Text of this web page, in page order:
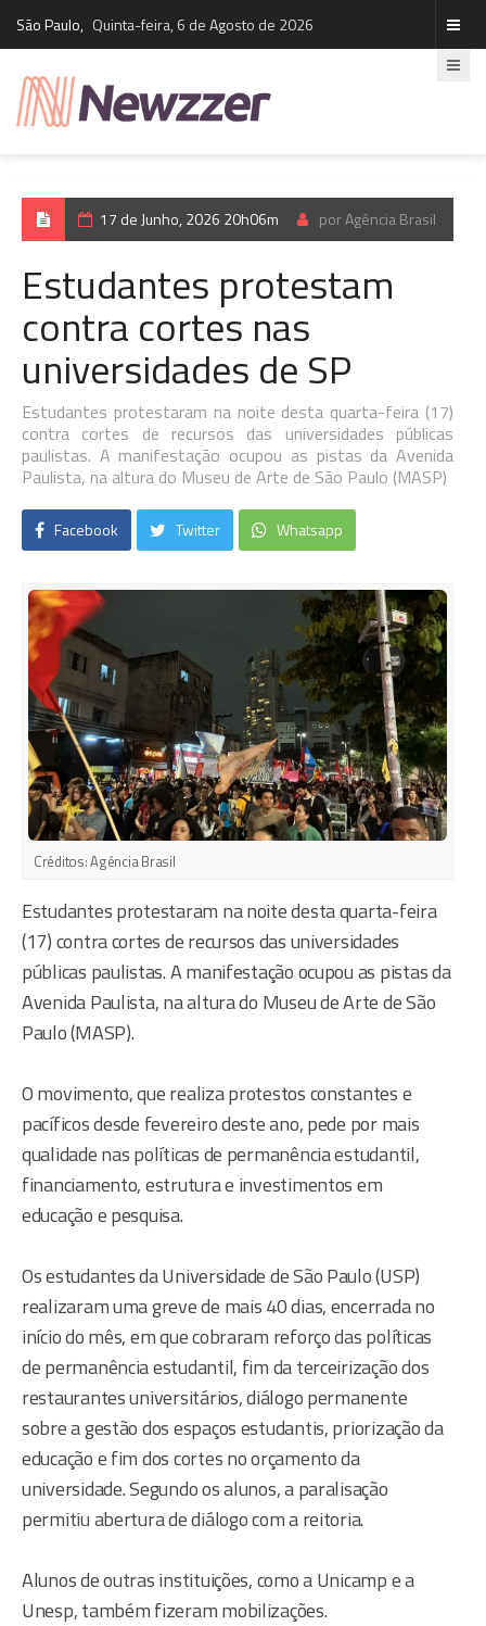
São Paulo, Quinta-feira, 6 de Agosto de 2026
17 de Junho, 2026 20h06m por Agência Brasil
Estudantes protestam
contra cortes nas
universidades de SP
Estudantes protestaram na noite desta quarta-feira (17)
contra cortes de recursos das universidades públicas
paulistas. A manifestação ocupou as pistas da Avenida
Paulista, na altura do Museu de Arte de São Paulo (MASP)
Facebook Twitter Whatsapp
Créditos:Agência Brasil
Estudantes protestaram na noite desta quarta-feira
(17) contra cortes de recursos das universidades
públicas paulistas. A manifestação ocupou as pistas da
Avenida Paulista, na altura do Museu de Arte de São
Paulo (MASP).
O movimento, que realiza protestos constantes e
pacíficos desde fevereiro deste ano, pede por mais
qualidade nas políticas de permanência estudantil,
financiamento, estrutura e investimentos em
educação e pesquisa.
Os estudantes da Universidade de São Paulo (USP)
realizaram uma greve de mais 40 dias, encerrada no
início do mês, em que cobraram reforço das políticas
de permanência estudantil, fim da terceirização dos
restaurantes universitários, diálogo permanente
sobre a gestão dos espaços estudantis, priorização da
educação e fim dos cortes no orçamento da
universidade. Segundo os alunos, a paralisação
permitiu abertura de diálogo com a reitoria.
Alunos de outras instituições, como a Unicamp e a
Unesp, também fizeram mobilizações.